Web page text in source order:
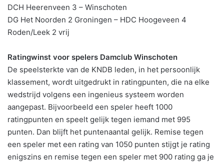
DCH Heerenveen 3 – Winschoten
DG Het Noorden 2 Groningen – HDC Hoogeveen 4
Roden/Leek 2 vrij
Ratingwinst voor spelers Damclub Winschoten
De speelsterkte van de KNDB leden, in het persoonlijk
klassement, wordt uitgedrukt in ratingpunten, die na elke
wedstrijd volgens een ingenieus systeem worden
aangepast. Bijvoorbeeld een speler heeft 1000
ratingpunten en speelt gelijk tegen iemand met 995
punten. Dan blijft het puntenaantal gelijk. Remise tegen
een speler met een rating van 1050 punten stijgt je rating
enigszins en remise tegen een speler met 900 rating ga je